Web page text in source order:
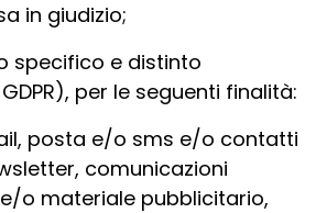
in giudizio;
specifico e distinto
per le seguenti finalità:
posta e/o sms e/o contatti
comunicazioni
o materiale pubblicitario,